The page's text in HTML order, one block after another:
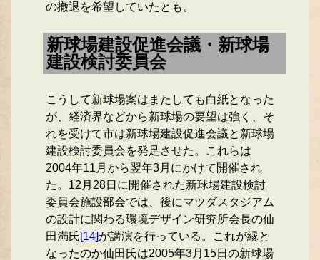
の撤退を希望していたとも。
新球場建設促進会議・新球場
建設検討委員会
こうして新球場案はまたしても白紙となった
が、経済界などから新球場の要望は強く、そ
れを受けて市は新球場建設促進会議と新球場
建設検討委員会を発足させた。これらは
2004年11月から翌年3月にかけて開催され
た。12月28日に開催された新球場建設検討
委員会施設部会では、後にマツダスタジアム
の設計に関わる環境デザイン研究所会長の仙
田満氏[14]が講演を行っている。これが縁と
なったのか仙田氏は2005年3月15日の新球場